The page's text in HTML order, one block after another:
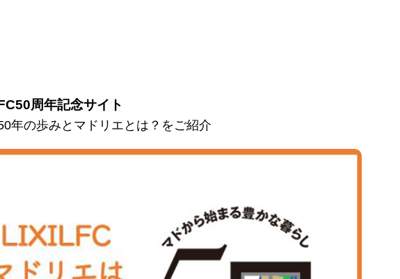
周年記念サイト
年の歩みとマドリエとは？をご紹介